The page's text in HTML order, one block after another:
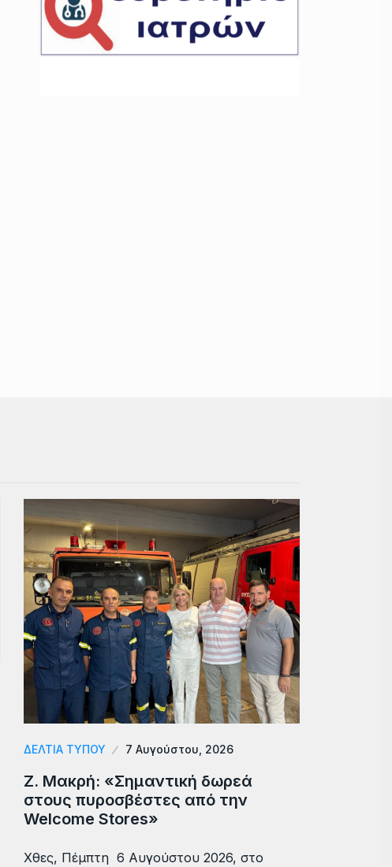
ΔΕΛΤΙΑ ΤΥΠΟΥ 7 Αυγούστου, 2026
Ζ. Μακρή: «Σημαντική δωρεά
στους πυροσβέστες από την
Welcome Stores»
Χθες, Πέμπτη 6 Αυγούστου 2026, στο